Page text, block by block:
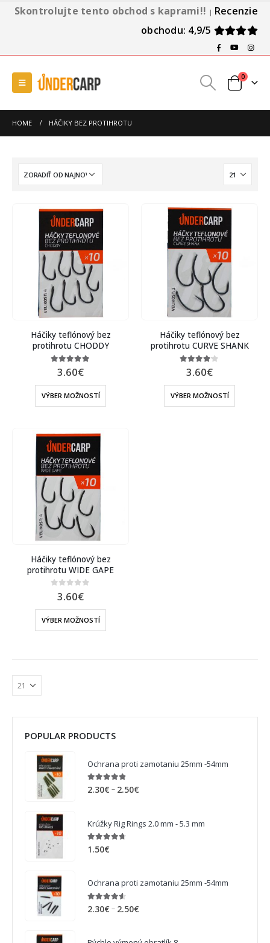
Skontrolujte tento obchod s kaprami!! | Recenzie
obchodu: 4,9/5
0
HOME HÁČIKY BEZ PROTIHROTU
Háčiky teflónový bez
protihrotu CHODDY
5.00 out of 5
3.60€
VÝBER MOŽNOSTÍ
Háčiky teflónový bez
protihrotu CURVE SHANK
4.00 out of 5
3.60€
VÝBER MOŽNOSTÍ
Háčiky teflónový bez
protihrotu WIDE GAPE
out of 5
3.60€
VÝBER MOŽNOSTÍ
POPULAR PRODUCTS
Ochrana proti zamotaniu 25mm -54mm
4.75out of 5
2.30€ – 2.50€
Krúžky Rig Rings 2.0 mm - 5.3 mm
4.63out of 5
1.50€
Ochrana proti zamotaniu 25mm -54mm
4.50out of 5
2.30€ – 2.50€